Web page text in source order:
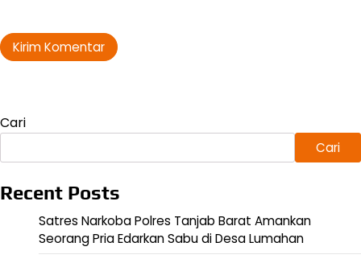
Cari
Cari
Recent Posts
Satres Narkoba Polres Tanjab Barat Amankan
Seorang Pria Edarkan Sabu di Desa Lumahan